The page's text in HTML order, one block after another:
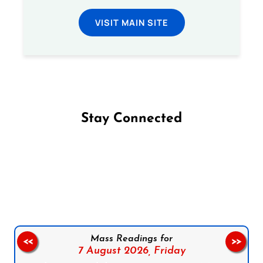
VISIT MAIN SITE
Stay Connected
Mass Readings for
7 August 2026, Friday
<< >>